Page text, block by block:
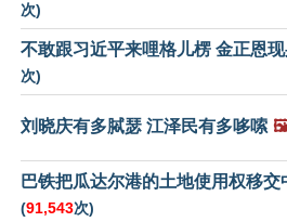
次)
不敢跟习近平来哩格儿楞 金正恩
次)
刘晓庆有多脦瑟 江泽民有多哆嗦
巴铁把瓜达尔港的土地使用权移交
(91,543次)